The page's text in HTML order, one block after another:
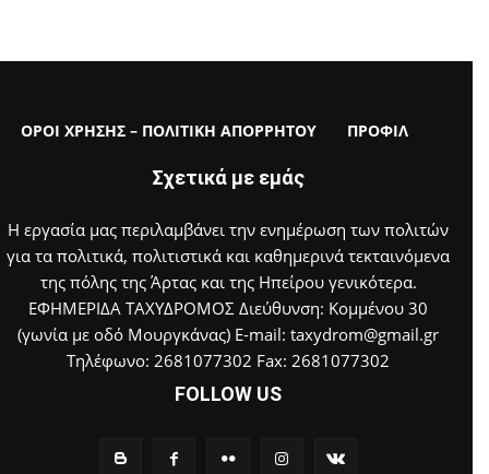
ΟΡΟΙ ΧΡΗΣΗΣ – ΠΟΛΙΤΙΚΗ ΑΠΟΡΡΗΤΟΥ ΠΡΟΦΙΛ
Σχετικά με εμάς
Η εργασία μας περιλαμβάνει την ενημέρωση των πολιτών
για τα πολιτικά, πολιτιστικά και καθημερινά τεκταινόμενα
της πόλης της Άρτας και της Ηπείρου γενικότερα.
ΕΦΗΜΕΡΙΔΑ ΤΑΧΥΔΡΟΜΟΣ Διεύθυνση: Κομμένου 30
(γωνία με οδό Μουργκάνας) E-mail: taxydrom@gmail.gr
Τηλέφωνο: 2681077302 Fax: 2681077302
FOLLOW US